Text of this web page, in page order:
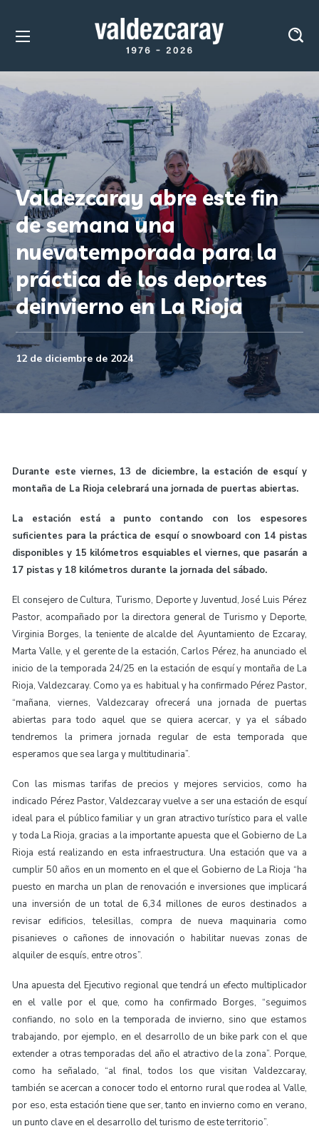
Valdezcaray abre este fin
de semana una
nuevatemporada para la
práctica de los deportes
deinvierno en La Rioja
12 de diciembre de 2024
Durante este viernes, 13 de diciembre, la estación de esquí y
montaña de La Rioja celebrará una jornada de puertas abiertas.
La estación está a punto contando con los espesores
suficientes para la práctica de esquí o snowboard con 14 pistas
disponibles y 15 kilómetros esquiables el viernes, que pasarán a
17 pistas y 18 kilómetros durante la jornada del sábado.
El consejero de Cultura, Turismo, Deporte y Juventud, José Luis Pérez
Pastor, acompañado por la directora general de Turismo y Deporte,
Virginia Borges, la teniente de alcalde del Ayuntamiento de Ezcaray,
Marta Valle, y el gerente de la estación, Carlos Pérez, ha anunciado el
inicio de la temporada 24/25 en la estación de esquí y montaña de La
Rioja, Valdezcaray. Como ya es habitual y ha confirmado Pérez Pastor,
“mañana, viernes, Valdezcaray ofrecerá una jornada de puertas
abiertas para todo aquel que se quiera acercar, y ya el sábado
tendremos la primera jornada regular de esta temporada que
esperamos que sea larga y multitudinaria”.
Con las mismas tarifas de precios y mejores servicios, como ha
indicado Pérez Pastor, Valdezcaray vuelve a ser una estación de esquí
ideal para el público familiar y un gran atractivo turístico para el valle
y toda La Rioja, gracias a la importante apuesta que el Gobierno de La
Rioja está realizando en esta infraestructura. Una estación que va a
cumplir 50 años en un momento en el que el Gobierno de La Rioja “ha
puesto en marcha un plan de renovación e inversiones que implicará
una inversión de un total de 6,34 millones de euros destinados a
revisar edificios, telesillas, compra de nueva maquinaria como
pisanieves o cañones de innovación o habilitar nuevas zonas de
alquiler de esquís, entre otros”.
Una apuesta del Ejecutivo regional que tendrá un efecto multiplicador
en el valle por el que, como ha confirmado Borges, “seguimos
confiando, no solo en la temporada de invierno, sino que estamos
trabajando, por ejemplo, en el desarrollo de un bike park con el que
extender a otras temporadas del año el atractivo de la zona”. Porque,
como ha señalado, “al final, todos los que visitan Valdezcaray,
también se acercan a conocer todo el entorno rural que rodea al Valle,
por eso, esta estación tiene que ser, tanto en invierno como en verano,
un punto clave en el desarrollo del turismo de este territorio”.